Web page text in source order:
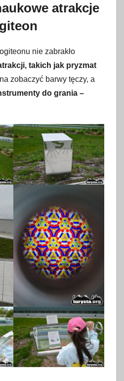
atrakcje
nie zabrakło
takich jak pryzmat
zobaczyć barwy tęczy, a
do grania –